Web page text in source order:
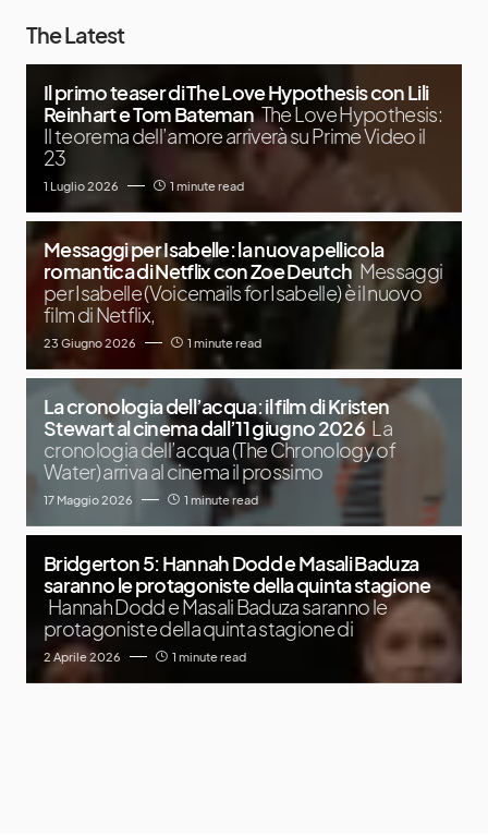
The Latest
Il primo teaser di The Love Hypothesis con Lili
Reinhart e Tom Bateman The Love Hypothesis:
Il teorema dell’amore arriverà su Prime Video il
23
1 Luglio 2026 1 minute read
Messaggi per Isabelle: la nuova pellicola
romantica di Netflix con Zoe Deutch Messaggi
per Isabelle (Voicemails for Isabelle) è il nuovo
film di Netflix,
23 Giugno 2026 1 minute read
La cronologia dell’acqua: il film di Kristen
Stewart al cinema dall’11 giugno 2026 La
cronologia dell’acqua (The Chronology of
Water) arriva al cinema il prossimo
17 Maggio 2026 1 minute read
Bridgerton 5: Hannah Dodd e Masali Baduza
saranno le protagoniste della quinta stagione
Hannah Dodd e Masali Baduza saranno le
protagoniste della quinta stagione di
2 Aprile 2026 1 minute read